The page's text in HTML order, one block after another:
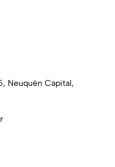
Neuquén Capital,